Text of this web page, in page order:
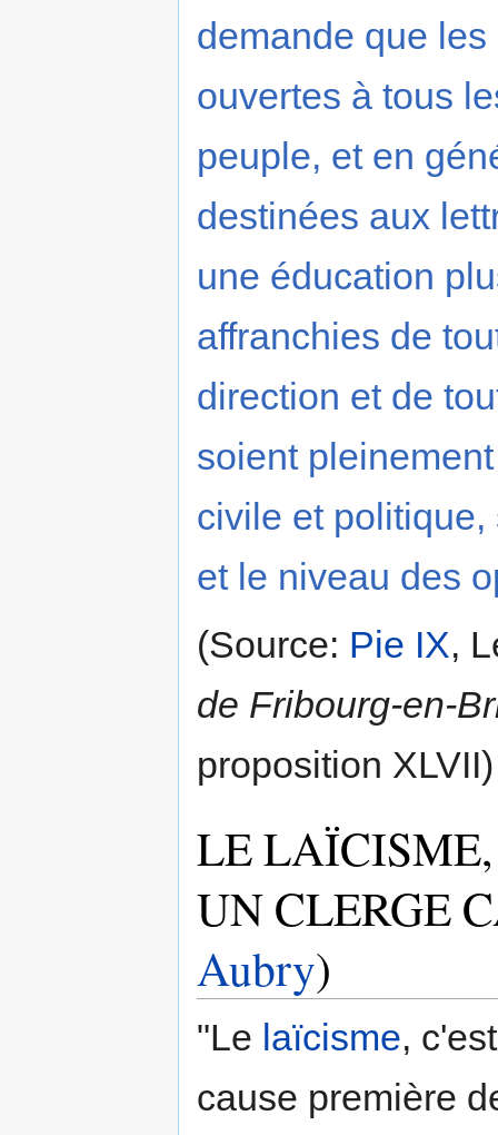
demande que
ouvertes à tous
peuple, et en
destinées aux
une éducation
affranchies de
direction et de
soient
civile et
et le niveau des
(Source: Pie IX,
de Fribourg-en-
proposition XLVII)
LE
UN CLERGE
Aubry)
"Le laïcisme,
cause première